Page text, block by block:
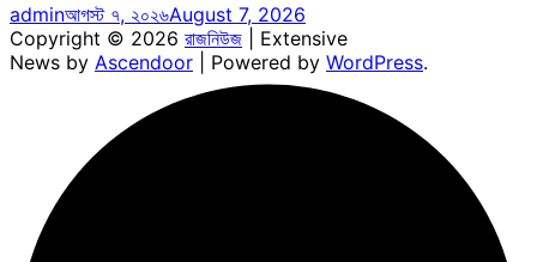
adminআগস্ট ৭, ২০২৬August 7, 2026
Copyright © 2026 রাজনিউজ | Extensive
News by Ascendoor | Powered by WordPress.